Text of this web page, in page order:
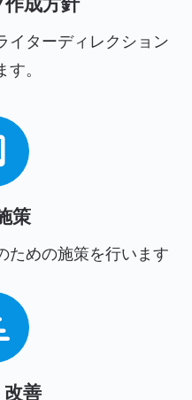
イターディレクション
す。
策
ための施策を行います
善